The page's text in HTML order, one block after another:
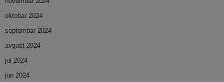
oktobar 2024
septembar 2024
avgust 2024
jul 2024
jun 2024